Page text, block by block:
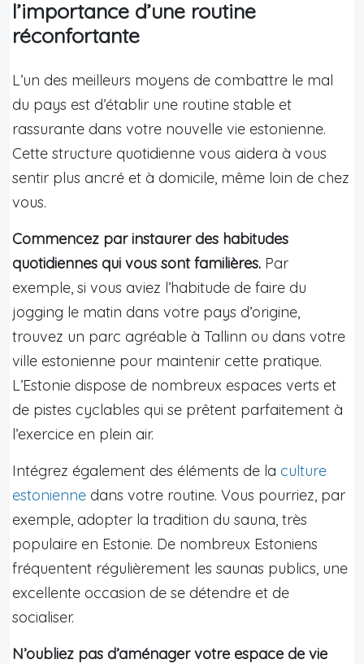
l’importance d’une routine
réconfortante
L’un des meilleurs moyens de combattre le mal
du pays est d’établir une routine stable et
rassurante dans votre nouvelle vie estonienne.
Cette structure quotidienne vous aidera à vous
sentir plus ancré et à domicile, même loin de chez
vous.
Commencez par instaurer des habitudes
quotidiennes qui vous sont familières. Par
exemple, si vous aviez l’habitude de faire du
jogging le matin dans votre pays d’origine,
trouvez un parc agréable à Tallinn ou dans votre
ville estonienne pour maintenir cette pratique.
L’Estonie dispose de nombreux espaces verts et
de pistes cyclables qui se prêtent parfaitement à
l’exercice en plein air.
Intégrez également des éléments de la culture
estonienne dans votre routine. Vous pourriez, par
exemple, adopter la tradition du sauna, très
populaire en Estonie. De nombreux Estoniens
fréquentent régulièrement les saunas publics, une
excellente occasion de se détendre et de
socialiser.
N’oubliez pas d’aménager votre espace de vie